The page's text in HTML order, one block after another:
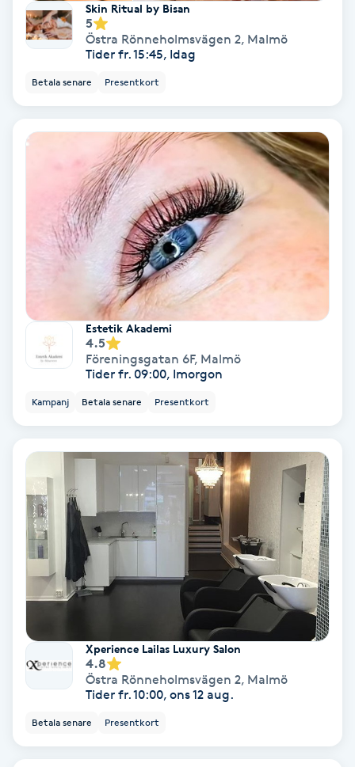
Coachning
Cryoterapi
Damklippning
Dermapen
Diamantslipning
Enzympeeling
Extensions
Eyeliner-tatuering
Face framing
Faceliftmassage
Fettreducering
Fibromassage
Fillers
Skin Ritual by Bisan
5
Östra Rönneholmsvägen 2, Malmö
Tider fr. 15:45, Idag
Betala senare Presentkort
Estetik Akademi
4.5
Föreningsgatan 6F, Malmö
Tider fr. 09:00, Imorgon
Kampanj Betala senare Presentkort
Xperience Lailas Luxury Salon
4.8
Östra Rönneholmsvägen 2, Malmö
Tider fr. 10:00, ons 12 aug.
Betala senare Presentkort